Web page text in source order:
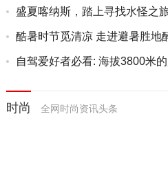
盛夏喀纳斯，踏上寻找水怪之
酷暑时节觅清凉 走进避暑胜地
自驾爱好者必看: 海拔3800米
时尚 全网时尚资讯头条